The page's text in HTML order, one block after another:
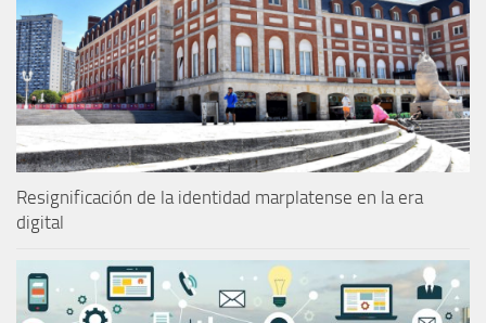
Resignificación de la identidad marplatense en la era
digital